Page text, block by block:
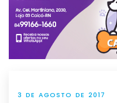
3 DE AGOSTO DE 2017